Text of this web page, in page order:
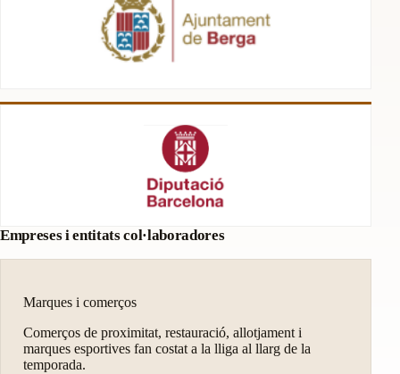
Empreses i entitats col·laboradores
Marques i comerços
Comerços de proximitat, restauració, allotjament i
marques esportives fan costat a la lliga al llarg de la
temporada.